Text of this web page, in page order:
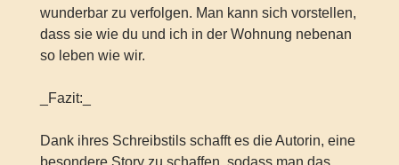
wunderbar zu verfolgen. Man kann sich vorstellen,
dass sie wie du und ich in der Wohnung nebenan
so leben wie wir.
_Fazit:_
Dank ihres Schreibstils schafft es die Autorin, eine
besondere Story zu schaffen, sodass man das